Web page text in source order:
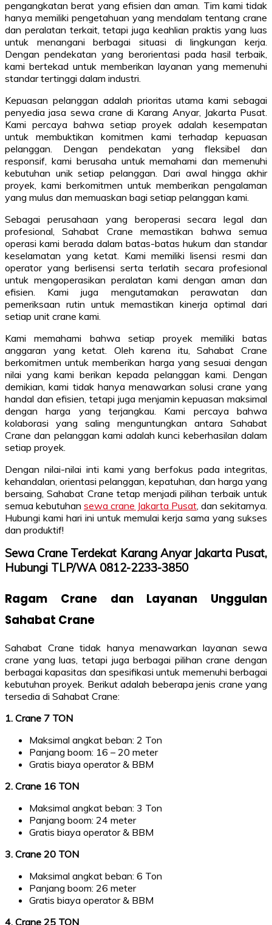
pengangkatan berat yang efisien dan aman. Tim kami tidak
hanya memiliki pengetahuan yang mendalam tentang crane
dan peralatan terkait, tetapi juga keahlian praktis yang luas
untuk menangani berbagai situasi di lingkungan kerja.
Dengan pendekatan yang berorientasi pada hasil terbaik,
kami bertekad untuk memberikan layanan yang memenuhi
standar tertinggi dalam industri.
Kepuasan pelanggan adalah prioritas utama kami sebagai
penyedia jasa sewa crane di Karang Anyar, Jakarta Pusat.
Kami percaya bahwa setiap proyek adalah kesempatan
untuk membuktikan komitmen kami terhadap kepuasan
pelanggan. Dengan pendekatan yang fleksibel dan
responsif, kami berusaha untuk memahami dan memenuhi
kebutuhan unik setiap pelanggan. Dari awal hingga akhir
proyek, kami berkomitmen untuk memberikan pengalaman
yang mulus dan memuaskan bagi setiap pelanggan kami.
Sebagai perusahaan yang beroperasi secara legal dan
profesional, Sahabat Crane memastikan bahwa semua
operasi kami berada dalam batas-batas hukum dan standar
keselamatan yang ketat. Kami memiliki lisensi resmi dan
operator yang berlisensi serta terlatih secara profesional
untuk mengoperasikan peralatan kami dengan aman dan
efisien. Kami juga mengutamakan perawatan dan
pemeriksaan rutin untuk memastikan kinerja optimal dari
setiap unit crane kami.
Kami memahami bahwa setiap proyek memiliki batas
anggaran yang ketat. Oleh karena itu, Sahabat Crane
berkomitmen untuk memberikan harga yang sesuai dengan
nilai yang kami berikan kepada pelanggan kami. Dengan
demikian, kami tidak hanya menawarkan solusi crane yang
handal dan efisien, tetapi juga menjamin kepuasan maksimal
dengan harga yang terjangkau. Kami percaya bahwa
kolaborasi yang saling menguntungkan antara Sahabat
Crane dan pelanggan kami adalah kunci keberhasilan dalam
setiap proyek.
Dengan nilai-nilai inti kami yang berfokus pada integritas,
kehandalan, orientasi pelanggan, kepatuhan, dan harga yang
bersaing, Sahabat Crane tetap menjadi pilihan terbaik untuk
semua kebutuhan sewa crane Jakarta Pusat, dan sekitarnya.
Hubungi kami hari ini untuk memulai kerja sama yang sukses
dan produktif!
Sewa Crane Terdekat Karang Anyar Jakarta Pusat,
Hubungi TLP/WA 0812-2233-3850
Ragam Crane dan Layanan Unggulan
Sahabat Crane
Sahabat Crane tidak hanya menawarkan layanan sewa
crane yang luas, tetapi juga berbagai pilihan crane dengan
berbagai kapasitas dan spesifikasi untuk memenuhi berbagai
kebutuhan proyek. Berikut adalah beberapa jenis crane yang
tersedia di Sahabat Crane:
1. Crane 7 TON
Maksimal angkat beban: 2 Ton
Panjang boom: 16 – 20 meter
Gratis biaya operator & BBM
2. Crane 16 TON
Maksimal angkat beban: 3 Ton
Panjang boom: 24 meter
Gratis biaya operator & BBM
3. Crane 20 TON
Maksimal angkat beban: 6 Ton
Panjang boom: 26 meter
Gratis biaya operator & BBM
4. Crane 25 TON